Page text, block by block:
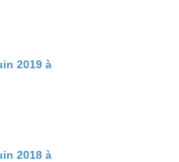
2019 à
2018 à